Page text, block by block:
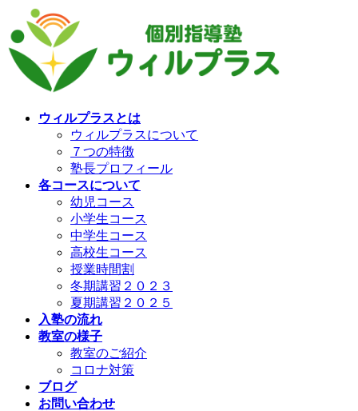
ン
テ
ン
ビ
ゲ
ー
ウィルプラスとは
ウィルプラスについて
７つの特徴
塾長プロフィール
各コースについて
幼児コース
小学生コース
中学生コース
高校生コース
授業時間割
冬期講習２０２３
夏期講習２０２５
入塾の流れ
教室の様子
教室のご紹介
コロナ対策
ブログ
お問い合わせ